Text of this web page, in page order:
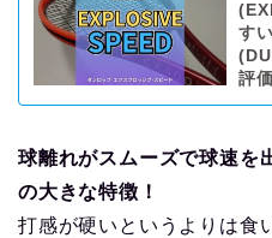
す
評価
球離れがスムーズで球速を
の大きな特徴！
打感が硬いというよりは食